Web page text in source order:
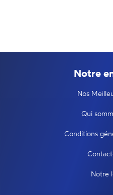
Notre
Nos
Qui
Conditions
Notre